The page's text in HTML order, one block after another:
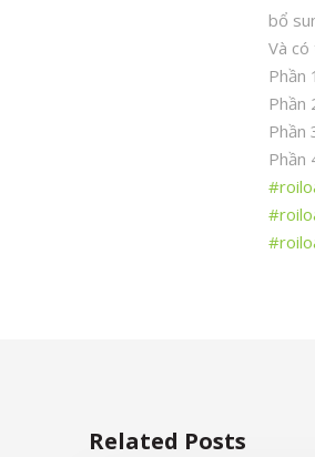
bổ
Và
Phần
Phần
Phần
Phần
Related Posts